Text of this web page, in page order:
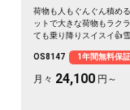
荷物も人もぐんぐん積め
ットで大きな荷物もラク
ても乗り降りスイスイ👍
りや週末の遠出まで、暮
OS8147 1年間無料保
月々 24,100 円～